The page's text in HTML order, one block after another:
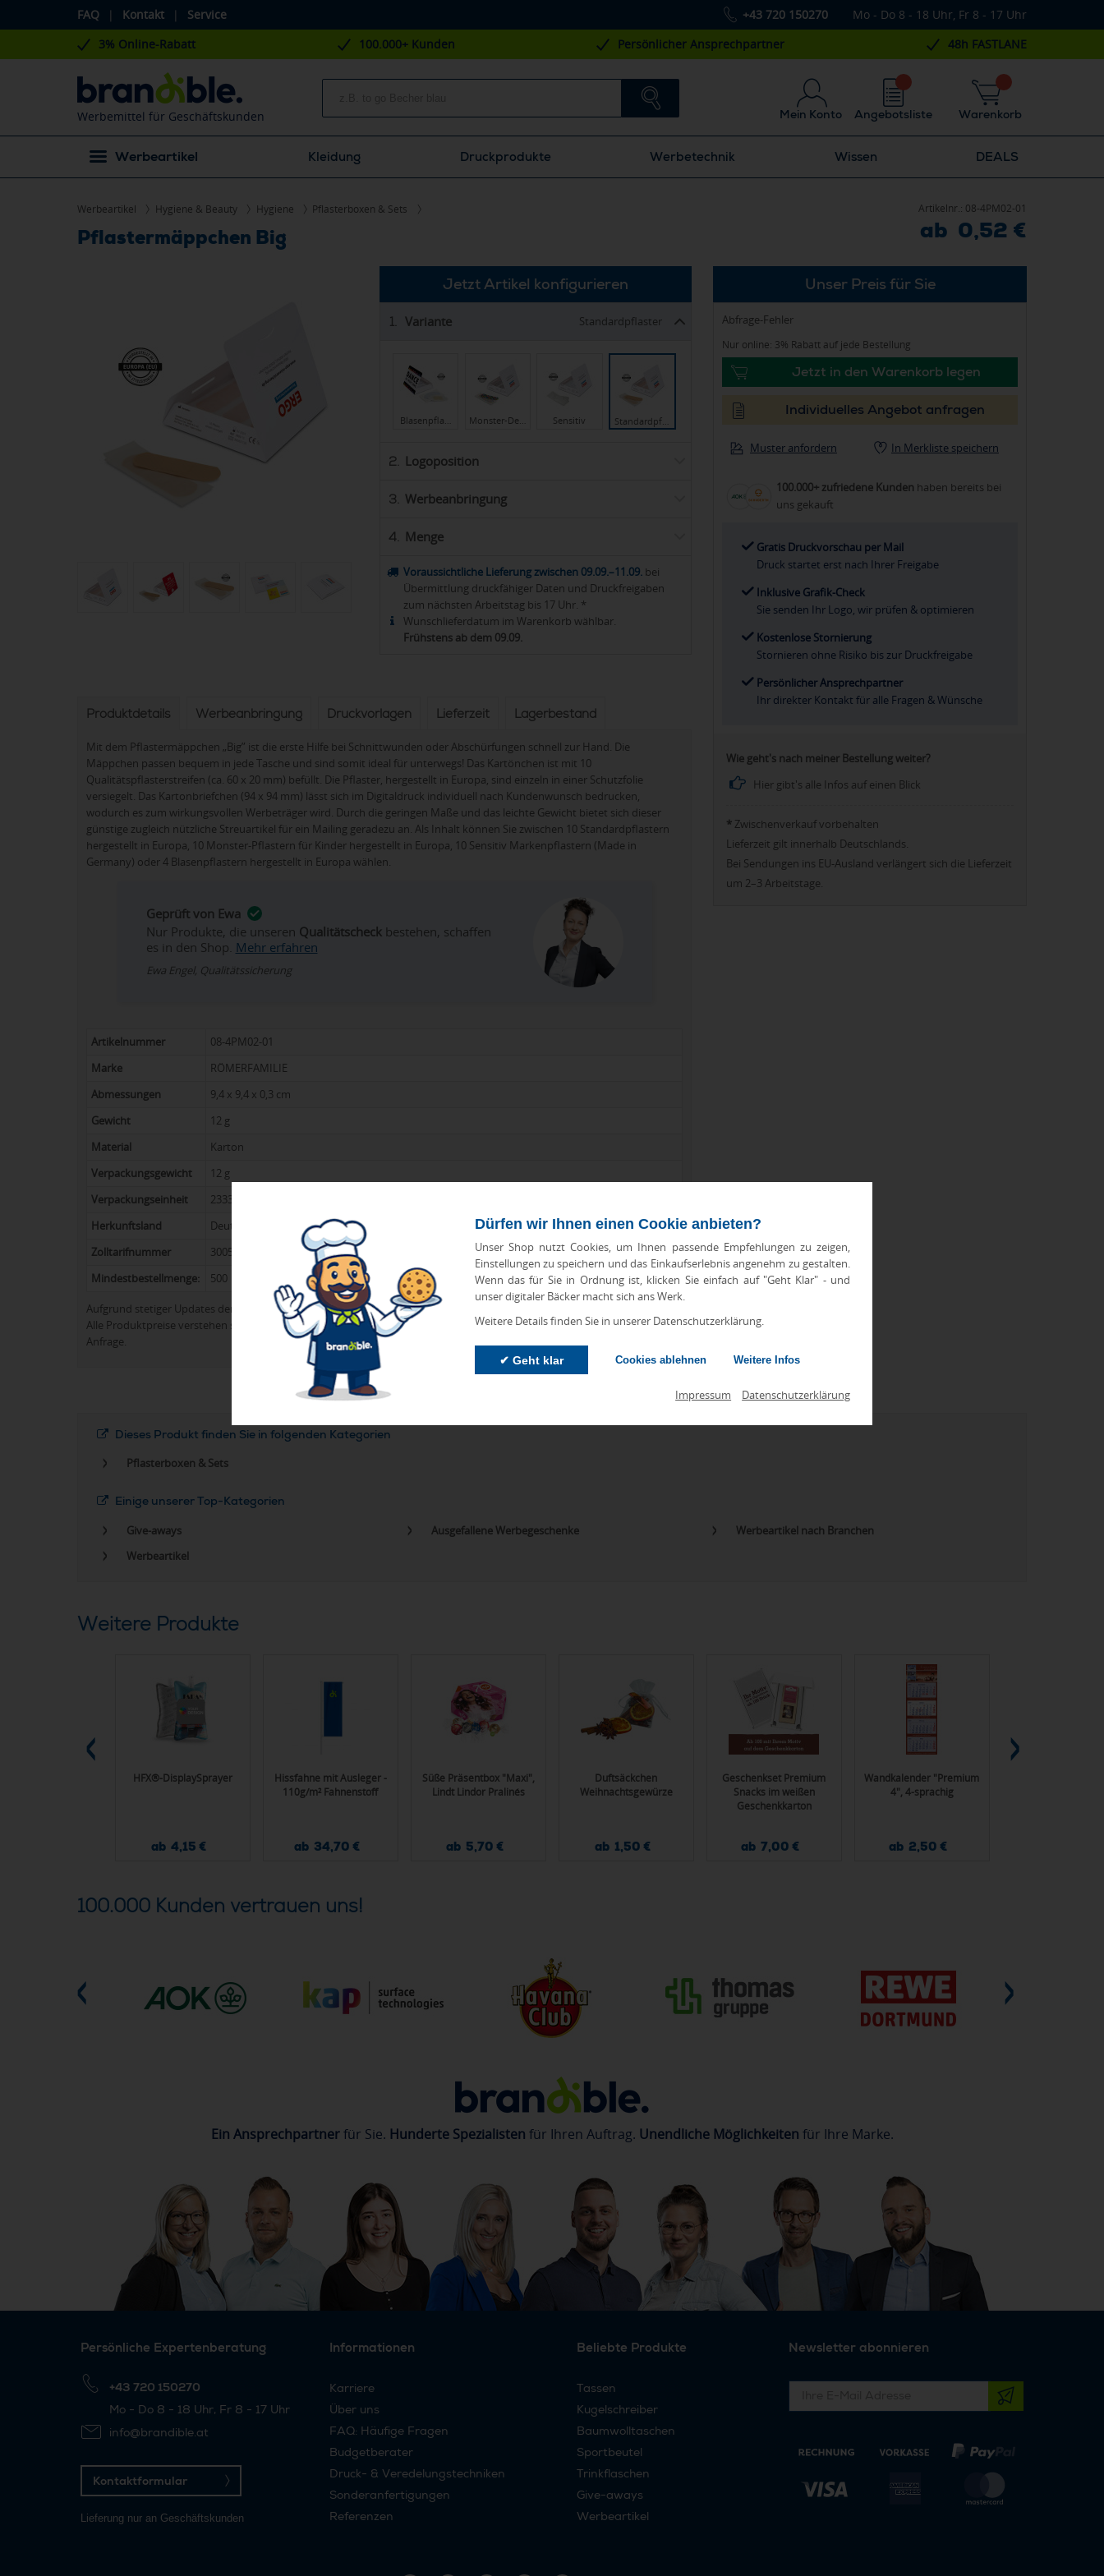
FAQ | Kontakt | Service +43 720 150270 Mo - Do 8 - 18 Uhr, Fr 8 - 17 Uhr
Dürfen wir Ihnen einen Cookie anbieten?
Unser Shop nutzt Cookies, um Ihnen passende Empfehlungen zu zeigen,
Einstellungen zu speichern und das Einkaufserlebnis angenehm zu gestalten.
Wenn das für Sie in Ordnung ist, klicken Sie einfach auf "Geht Klar" - und
unser digitaler Bäcker macht sich ans Werk.
Weitere Details finden Sie in unserer Datenschutzerklärung.
✔ Geht klar Cookies ablehnen Weitere Infos
Impressum Datenschutzerklärung
3% Online-Rabatt 100.000+ Kunden Persönlicher Ansprechpartner 48h FASTLANE
Werbemittel für Geschäftskunden Mein Konto Warenkorb
Angebotsliste
Werbeartikel Kleidung Druckprodukte Werbetechnik Wissen DEALS
Werbeartikel Hygiene & Beauty Hygiene Pflasterboxen & Sets
Pflastermäppchen Big
Artikelnr.: 08-4PM02-01
ab 0,52 €
Jetzt Artikel konfigurieren
1. Variante Standardpflaster
Blasenpfla… Monster-De… Sensitiv Standardpf…
2. Logoposition
3. Werbeanbringung
4. Menge
Voraussichtliche Lieferung zwischen 09.09.–11.09. bei
Übermittlung druckfähiger Daten und Druckfreigaben
zum nächsten Arbeitstag bis 17 Uhr. *
Wunschlieferdatum im Warenkorb wählbar.
Frühstens ab dem 09.09.
Produktdetails Werbeanbringung Druckvorlagen Lieferzeit Lagerbestand
Mit dem Pflastermäppchen „Big” ist die erste Hilfe bei Schnittwunden oder Abschürfungen schnell zur Hand. Die
Mäppchen passen bequem in jede Tasche und sind somit ideal für unterwegs! Das Kartönchen ist mit 10
Qualitätspflasterstreifen (ca. 60 x 20 mm) befüllt. Die Pflaster, hergestellt in Europa, sind einzeln in einer Schutzfolie
versiegelt. Das Kartonbriefchen (94 x 94 mm) lässt sich im Digitaldruck individuell nach Kundenwunsch bedrucken,
wodurch es zum wirkungsvollen Werbeträger wird. Durch die geringen Maße und das leichte Gewicht bietet sich dieser
günstige zugleich nützliche Streuartikel für ein Mailing geradezu an. Als Inhalt können Sie zwischen 10 Standardpflastern
hergestellt in Europa, 10 Monster-Pflastern für Kinder hergestellt in Europa, 10 Sensitiv Markenpflastern (Made in
Germany) oder 4 Blasenpflastern hergestellt in Europa wählen.
Geprüft von Ewa
Nur Produkte, die unseren Qualitätscheck bestehen, schaffen
es in den Shop. Mehr erfahren
Ewa Engel, Qualitätssicherung
Artikelnummer
08-4PM02-01
Marke
RÖMERFAMILIE
Abmessungen
9,4 x 9,4 x 0,3 cm
Gewicht
12 g
Material
Karton
Verpackungsgewicht
12 g
Verpackungseinheit
2333
Herkunftsland
Deutschland
Zolltarifnummer
30051000
Mindestbestellmenge:
500
Aufgrund stetiger Updates der Produktpalette kann es zu Abweichungen bei Preisen und Produktinformationen kommen.
Alle Produktpreise verstehen sich in der Regel ohne Werbeanbringungskosten. Preise für Direktimport erhalten Sie auf
Anfrage.
Unser Preis für Sie
Abfrage-Fehler
Nur online: 3% Rabatt auf jede Bestellung
Jetzt in den Warenkorb legen
Individuelles Angebot anfragen
Muster anfordern In Merkliste speichern
100.000+ zufriedene Kunden haben bereits bei
uns gekauft
Gratis Druckvorschau per Mail
Druck startet erst nach Ihrer Freigabe
Inklusive Grafik-Check
Sie senden Ihr Logo, wir prüfen & optimieren
Kostenlose Stornierung
Stornieren ohne Risiko bis zur Druckfreigabe
Persönlicher Ansprechpartner
Ihr direkter Kontakt für alle Fragen & Wünsche
Wie geht's nach meiner Bestellung weiter?
Hier gibt's alle Infos auf einen Blick
* Zwischenverkauf vorbehalten
Lieferzeit gilt innerhalb Deutschlands.
Bei Sendungen ins EU-Ausland verlängert sich die Lieferzeit
um 2–3 Arbeitstage.
Dieses Produkt finden Sie in folgenden Kategorien
Pflasterboxen & Sets
Einige unserer Top-Kategorien
Give-aways
Ausgefallene Werbegeschenke
Werbeartikel nach Branchen
Werbeartikel
Weitere Produkte
HFX®-DisplaySprayer
ab 4,15 €
Hissfahne mit Ausleger -
110g/m² Fahnenstoff
ab 34,70 €
Süße Präsentbox "Maxi",
Lindt Lindor Pralinés
ab 5,70 €
Duftsäckchen
Weihnachtsgewürze
ab 1,50 €
Geschenkset Premium
Snacks im weißen
Geschenkkarton
ab 7,00 €
Wandkalender "Premium
4", 4-sprachig
ab 2,50 €
100.000 Kunden vertrauen uns!
Ein Ansprechpartnerfür Sie. Hunderte Spezialisten für Ihren Auftrag. Unendliche Möglichkeiten für Ihre Marke.
Persönliche Expertenberatung
+43 720 150270
Mo - Do 8 - 18 Uhr, Fr 8 - 17 Uhr
info@brandible.at
Kontaktformular
Lieferung nur an Geschäftskunden
Informationen
Karriere
Über uns
FAQ: Häufige Fragen
Budgetberater
Druck- & Veredelungstechniken
Sonderanfertigungen
Referenzen
Beliebte Produkte
Tassen
Kugelschreiber
Baumwolltaschen
Sportbeutel
Trinkflaschen
Give-aways
Werbeartikel
Newsletter abonnieren